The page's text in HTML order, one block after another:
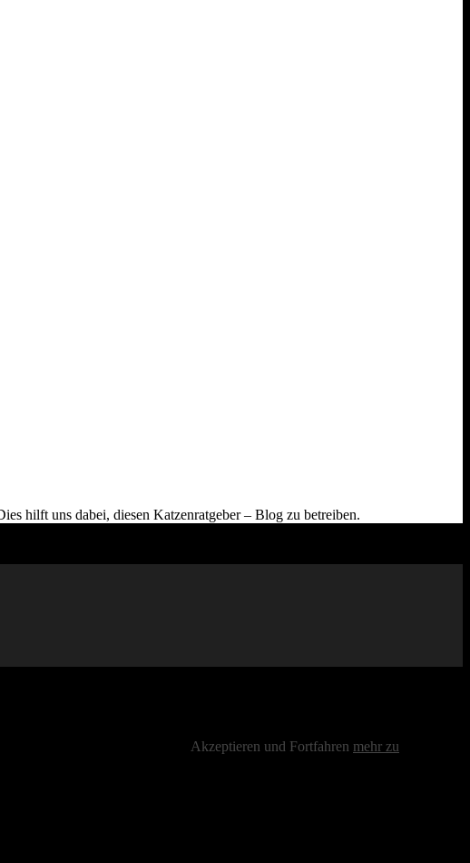
hilft uns dabei, diesen Katzenratgeber – Blog zu betreiben.
Akzeptieren und Fortfahren mehr zu